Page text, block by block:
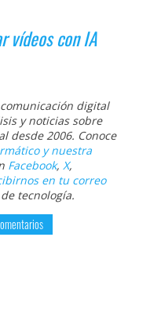
vídeos con IA
digital
y noticias sobre
desde 2006. Conoce
y nuestra
Facebook, X,
en tu correo
tecnología.